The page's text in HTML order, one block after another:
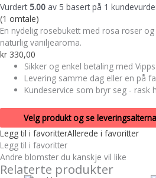
Vurdert 5.00 av 5 basert på 1
(1 omtale)
En nydelig rosebukett med rosa roser
naturlig vaniljearoma.
kr 330,00
Sikker og enkel betaling med
Levering samme dag eller en på
Kundeservice som bryr seg - rask
Velg produkt og se
Legg til i favoritterAllerede i favoritter
Legg til i favoritter
Andre blomster du kanskje vil like
Relaterte produkter